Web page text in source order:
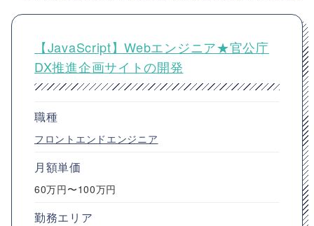
【JavaScript】Webエンジニア★官公庁
DX推進企画サイトの開発
職種
フロントエンドエンジニア
月額単価
60万円〜100万円
勤務エリア